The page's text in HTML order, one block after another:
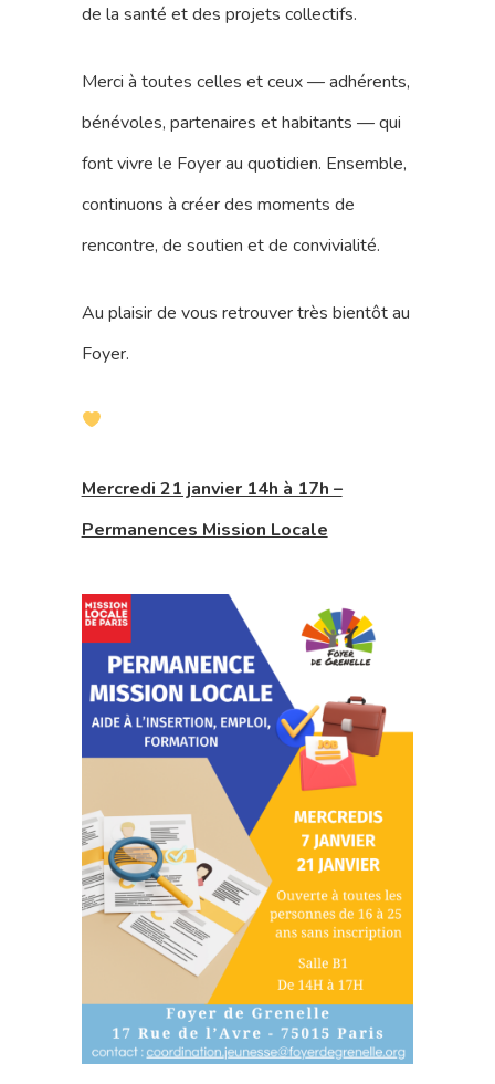
de la santé et des projets collectifs.
Merci à toutes celles et ceux — adhérents,
bénévoles, partenaires et habitants — qui
font vivre le Foyer au quotidien. Ensemble,
continuons à créer des moments de
rencontre, de soutien et de convivialité.
Au plaisir de vous retrouver très bientôt au
Foyer.
Mercredi 21 janvier 14h à 17h –
Permanences Mission Locale